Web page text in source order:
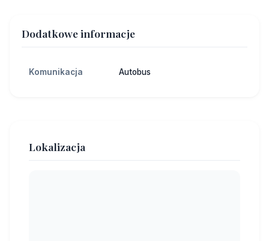
Dodatkowe informacje
Komunikacja Autobus
Lokalizacja